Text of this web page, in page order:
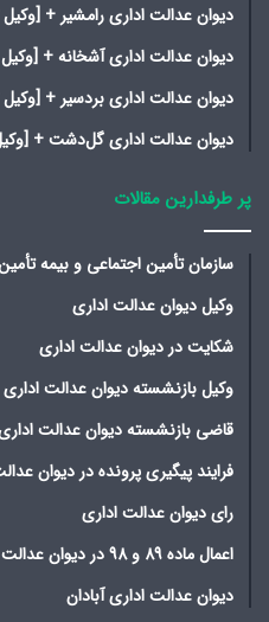
دیوان عدالت اداری رامشیر +
دیوان عدالت اداری آشخانه +
دیوان عدالت اداری بردسیر +
دیوان عدالت اداری گل‌دشت +
پر طرفدارین مقالات
سازمان تأمین اجتماعی و بیمه
وکیل دیوان عدالت اداری
شکایت در دیوان عدالت اداری
وکیل بازنشسته دیوان عدالت اداری
قاضی بازنشسته دیوان عدالت
فرایند پیگیری پرونده در دیوان
رای دیوان عدالت اداری
اعمال ماده 89 و 98 در دیوان عدالت اداری
دیوان عدالت اداری آبادان